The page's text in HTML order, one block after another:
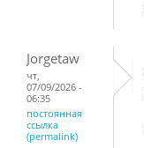
Jorgetaw
чт,
07/09/2026 -
06:35
постоянная
ссылка
(permalink)